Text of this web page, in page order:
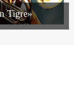
Tigre»